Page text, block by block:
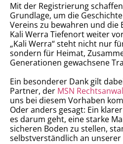
Mit der Registrierung
Grundlage, um die
Vereins zu bewahren und die
Kali Werra Tiefenort weiter
„Kali Werra“ steht nicht nur
sondern für Heimat,
Generationen gewachsene
Ein besonderer Dank gilt
Partner, der MSN
uns bei diesem Vorhaben
Oder anders gesagt: Ein
es darum geht, eine starke
sicheren Boden zu stellen,
selbstverständlich an unserer